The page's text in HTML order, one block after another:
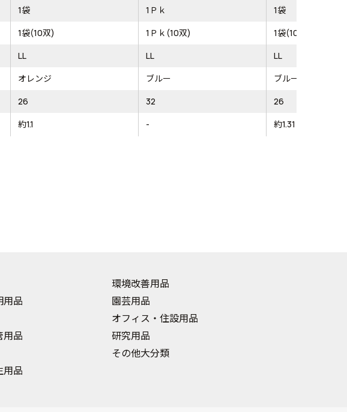
1袋 1Ｐｋ
1袋
1袋(10双) 1Ｐｋ(10双)
1袋(10双)
LL LL
LL
オレンジ ブルー
ブルー
26 32
26
約1.1 - 約1.31
用品
用品
用品
環境改善用品
園芸用品
オフィス・住設用品
研究用品
その他大分類